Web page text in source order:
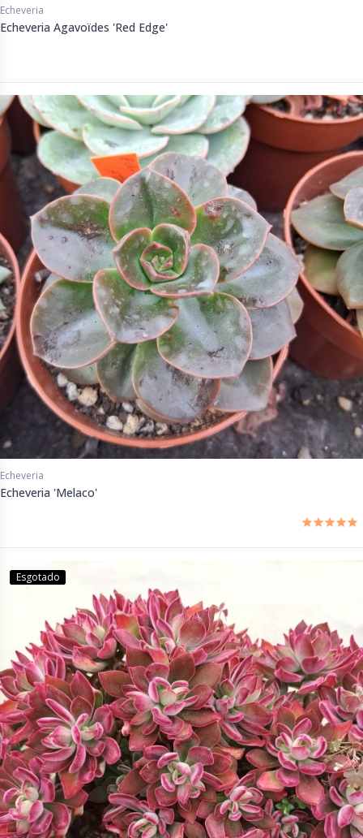
Echeveria
Echeveria Agavoïdes 'Red Edge'
Echeveria
Echeveria 'Melaco'
Esgotado